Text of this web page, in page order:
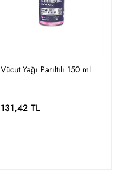
Vücut Yağı Parıltılı 150 ml
131,42 TL